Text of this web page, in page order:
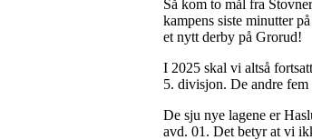
Så kom to mål fra
kampens siste minutter
et nytt derby på Grorud!
I 2025 skal vi altså
5. divisjon. De andre
De sju nye lagene er
avd. 01. Det betyr at vi